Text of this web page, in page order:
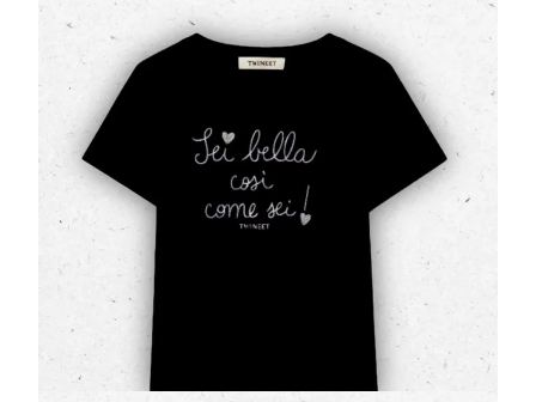
T-Shirt Ragazza Twinset Nera in Cotone
Stretch con Ricamo Logo a Catenella
(0 Valutazioni)
Twinset•
L'essenzialità incontra la cura del dettaglio nella
t-
shirt firmata Twinset Milano
. Realizzata in un
morbidissimo e confortevole
jers…
59,00 € 41,30 €